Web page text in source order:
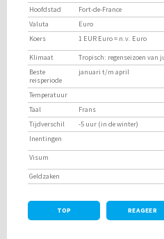
Hoofdstad
Fort-de-France
Valuta
Euro
Koers
1 EUR Euro = n.v. Euro
Klimaat
Tropisch: regenseizoen van
Beste
reisperiode
januari t/m april
Temperatuur
Taal
Frans
Tijdverschil
-5 uur (in de winter)
Inentingen
Visum
Geldzaken
TOP REAGEER